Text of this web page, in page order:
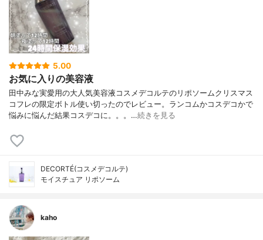
5.00
お気に入りの美容液
田中みな実愛用の大人気美容液コスメデコルテのリポソームクリスマス
コフレの限定ボトル使い切ったのでレビュー。ランコムかコスデコかで
悩みに悩んだ結果コスデコに。。。…続きを見る
DECORTÉ(コスメデコルテ)
モイスチュア リポソーム
kaho